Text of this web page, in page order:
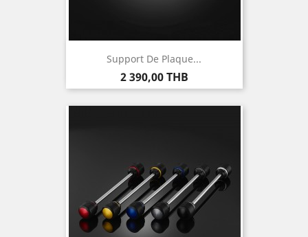
Support De Plaque...
Prix
2 390,00 THB